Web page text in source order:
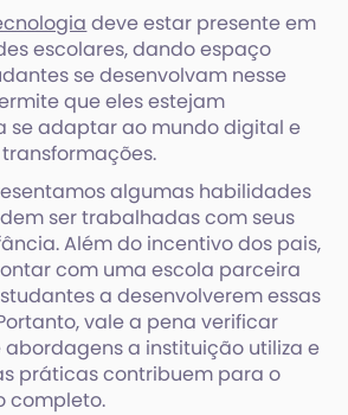
deve estar presente em
escolares, dando espaço
se desenvolvam nesse
que eles estejam
se adaptar ao mundo digital e
algumas habilidades
ser trabalhadas com seus
Além do incentivo dos pais,
com uma escola parceira
a desenvolverem essas
vale a pena verificar
a instituição utiliza e
práticas contribuem para o
completo.